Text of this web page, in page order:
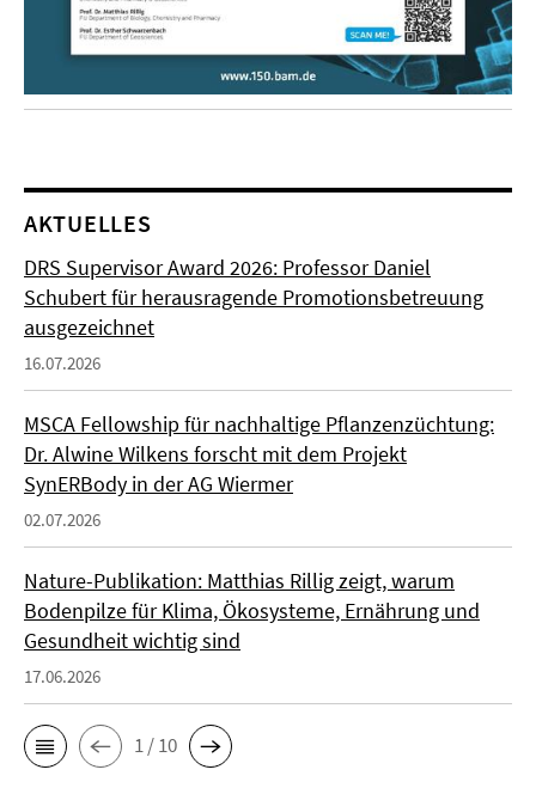
AKTUELLES
DRS Supervisor Award 2026: Professor Daniel
Schubert für herausragende Promotionsbetreuung
ausgezeichnet
16.07.2026
MSCA Fellowship für nachhaltige Pflanzenzüchtung:
Dr. Alwine Wilkens forscht mit dem Projekt
SynERBody in der AG Wiermer
02.07.2026
Nature-Publikation: Matthias Rillig zeigt, warum
Bodenpilze für Klima, Ökosysteme, Ernährung und
Gesundheit wichtig sind
17.06.2026
1 / 10